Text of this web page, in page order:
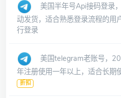
美国半年号Api接码登录
动发货，适合熟悉登录流程的用
行登录
美国telegram老账号，
年注册使用一年以上，适合长期
折扣